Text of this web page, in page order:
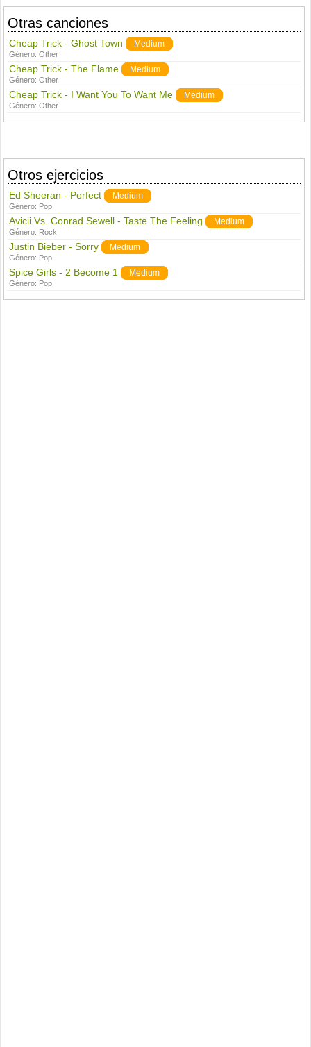
Otras canciones
Cheap Trick - Ghost Town Medium
Género:Other
Cheap Trick - The Flame Medium
Género:Other
Cheap Trick - I Want You To Want Me Medium
Género:Other
Otros ejercicios
Ed Sheeran - Perfect Medium
Género: Pop
Avicii Vs. Conrad Sewell - Taste The Feeling Medium
Género: Rock
Justin Bieber - Sorry Medium
Género: Pop
Spice Girls - 2 Become 1 Medium
Género: Pop